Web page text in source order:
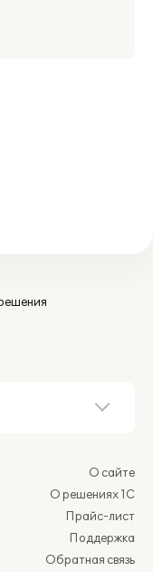
О сайте
О решениях 1С
Прайс-лист
Поддержка
Обратная связь